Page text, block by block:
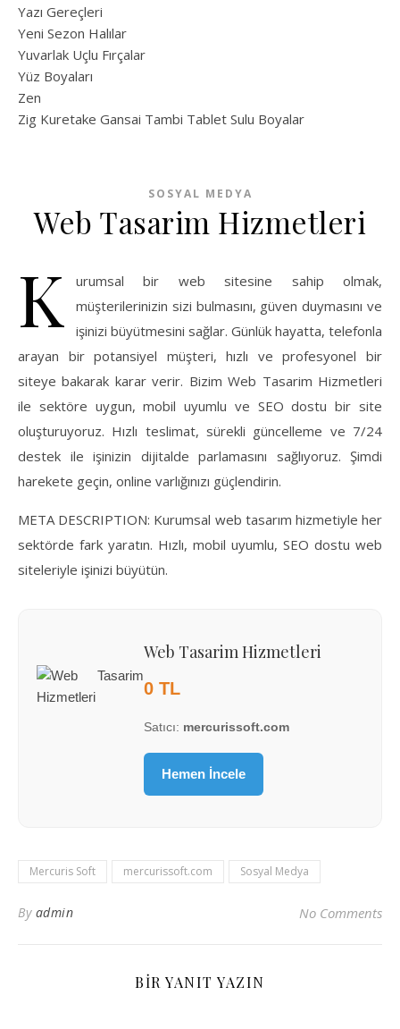
Yazı Gereçleri
Yeni Sezon Halılar
Yuvarlak Uçlu Fırçalar
Yüz Boyaları
Zen
​Zig Kuretake Gansai Tambi Tablet Sulu Boyalar
SOSYAL MEDYA
Web Tasarim Hizmetleri
K
urumsal bir web sitesine sahip olmak,
müşterilerinizin sizi bulmasını, güven duymasını ve
işinizi büyütmesini sağlar. Günlük hayatta, telefonla
arayan bir potansiyel müşteri, hızlı ve profesyonel bir
siteye bakarak karar verir. Bizim Web Tasarim Hizmetleri
ile sektöre uygun, mobil uyumlu ve SEO dostu bir site
oluşturuyoruz. Hızlı teslimat, sürekli güncelleme ve 7/24
destek ile işinizin dijitalde parlamasını sağlıyoruz. Şimdi
harekete geçin, online varlığınızı güçlendirin.
META DESCRIPTION: Kurumsal web tasarım hizmetiyle her
sektörde fark yaratın. Hızlı, mobil uyumlu, SEO dostu web
siteleriyle işinizi büyütün.
Web Tasarim Hizmetleri
0 TL
Satıcı: mercurissoft.com
Hemen İncele
Mercuris Soft mercurissoft.com Sosyal Medya
By admin No Comments
BIR YANIT YAZIN